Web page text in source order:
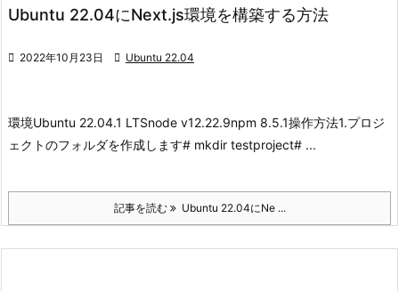
Ubuntu 22.04にNext.js環境を構築する方法
 2022年10月23日  Ubuntu 22.04
環境Ubuntu 22.04.1 LTSnode v12.22.9npm 8.5.1操作方法1.プロジ
ェクトのフォルダを作成します# mkdir testproject# ...
記事を読む Ubuntu 22.04にNe ...